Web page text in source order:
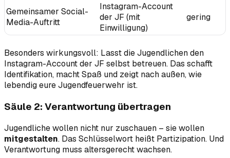
Gemeinsamer Social-
Media-Auftritt
Instagram-Account
der JF (mit
Einwilligung)
gering
Besonders wirkungsvoll: Lasst die Jugendlichen den
Instagram-Account der JF selbst betreuen. Das schafft
Identifikation, macht Spaß und zeigt nach außen, wie
lebendig eure Jugendfeuerwehr ist.
Säule 2: Verantwortung übertragen
Jugendliche wollen nicht nur zuschauen – sie wollen
mitgestalten. Das Schlüsselwort heißt Partizipation. Und
Verantwortung muss altersgerecht wachsen.